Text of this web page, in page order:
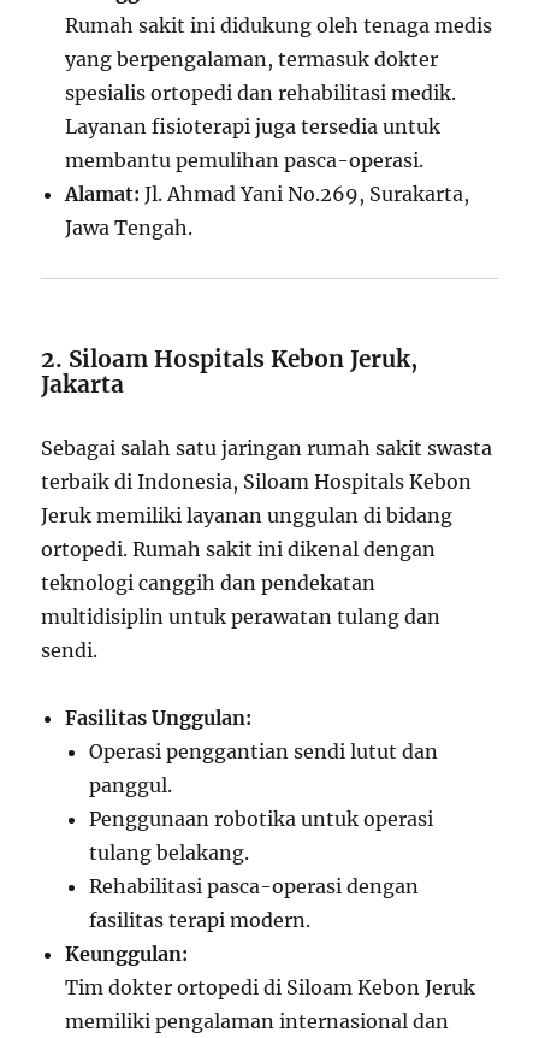
Rumah sakit ini didukung oleh tenaga medis
yang berpengalaman, termasuk dokter
spesialis ortopedi dan rehabilitasi medik.
Layanan fisioterapi juga tersedia untuk
membantu pemulihan pasca-operasi.
Alamat: Jl. Ahmad Yani No.269, Surakarta,
Jawa Tengah.
2. Siloam Hospitals Kebon Jeruk,
Jakarta
Sebagai salah satu jaringan rumah sakit swasta
terbaik di Indonesia, Siloam Hospitals Kebon
Jeruk memiliki layanan unggulan di bidang
ortopedi. Rumah sakit ini dikenal dengan
teknologi canggih dan pendekatan
multidisiplin untuk perawatan tulang dan
sendi.
Fasilitas Unggulan:
Operasi penggantian sendi lutut dan
panggul.
Penggunaan robotika untuk operasi
tulang belakang.
Rehabilitasi pasca-operasi dengan
fasilitas terapi modern.
Keunggulan:
Tim dokter ortopedi di Siloam Kebon Jeruk
memiliki pengalaman internasional dan